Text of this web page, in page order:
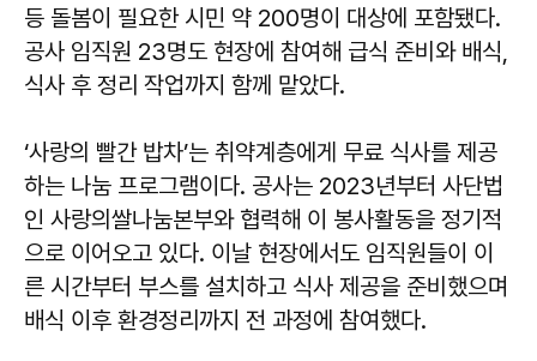
등 돌봄이 필요한 시민 약 200명이 대상에 포함됐다.
공사 임직원 23명도 현장에 참여해 급식 준비와 배식,
식사 후 정리 작업까지 함께 맡았다.
‘사랑의 빨간 밥차’는 취약계층에게 무료 식사를 제공
하는 나눔 프로그램이다. 공사는 2023년부터 사단법
인 사랑의쌀나눔본부와 협력해 이 봉사활동을 정기적
으로 이어오고 있다. 이날 현장에서도 임직원들이 이
른 시간부터 부스를 설치하고 식사 제공을 준비했으며
배식 이후 환경정리까지 전 과정에 참여했다.